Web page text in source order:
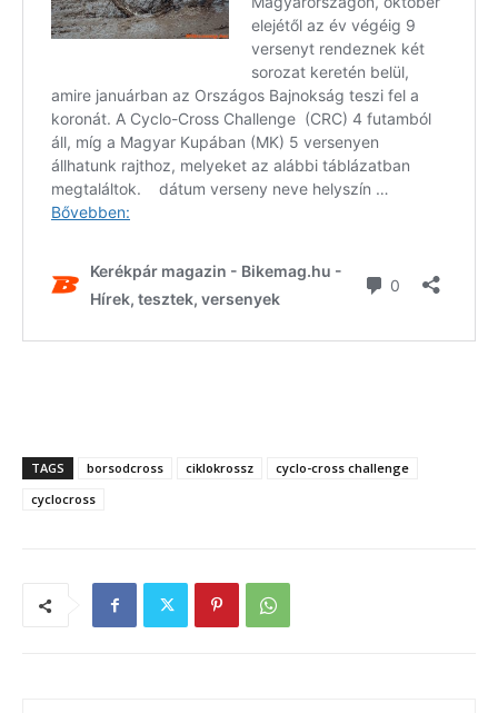
TAGS borsodcross ciklokrossz
cyclo-cross challenge
cyclocross